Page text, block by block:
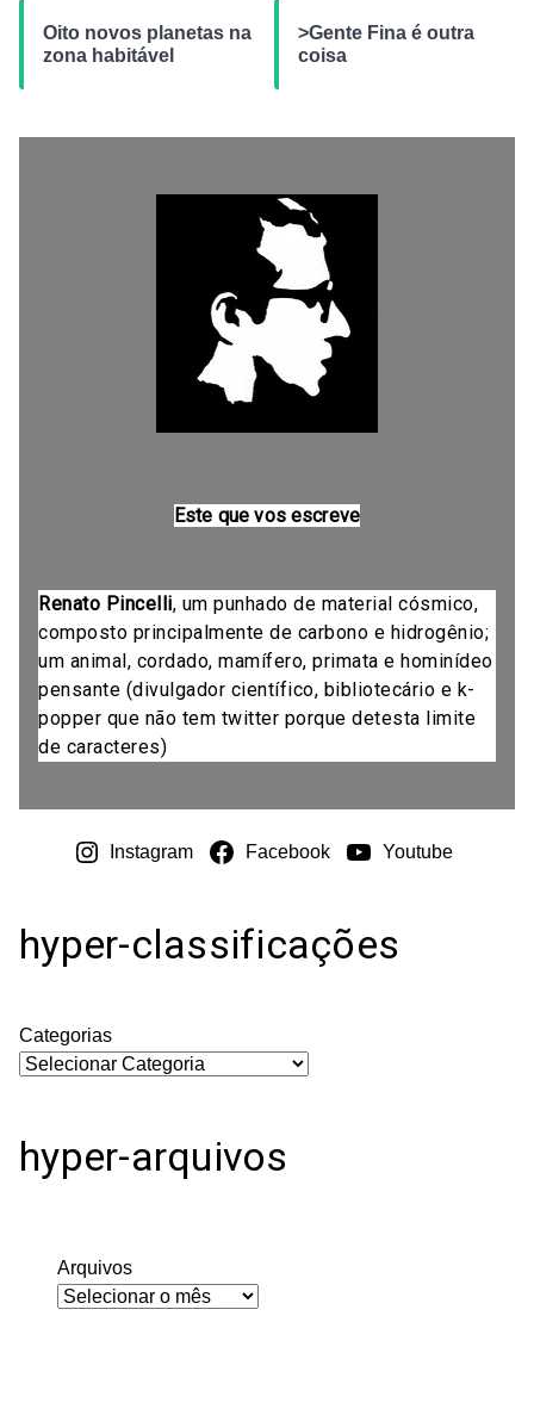
Oito novos planetas na
zona habitável
>Gente Fina é outra
coisa
Este que vos escreve
Renato Pincelli, um punhado de material cósmico,
composto principalmente de carbono e hidrogênio;
um animal, cordado, mamífero, primata e hominídeo
pensante (divulgador científico, bibliotecário e k-
popper que não tem twitter porque detesta limite
de caracteres)
Instagram Facebook Youtube
hyper-classificações
Categorias
hyper-arquivos
Arquivos